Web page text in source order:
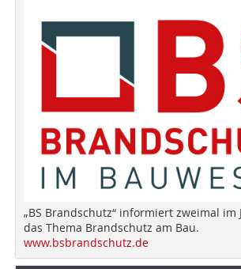
„BS Brandschutz“ informiert zweimal im
das Thema Brandschutz am Bau.
www.bsbrandschutz.de